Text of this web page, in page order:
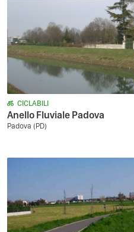
CICLABILI
Anello Fluviale Padova
Padova (PD)